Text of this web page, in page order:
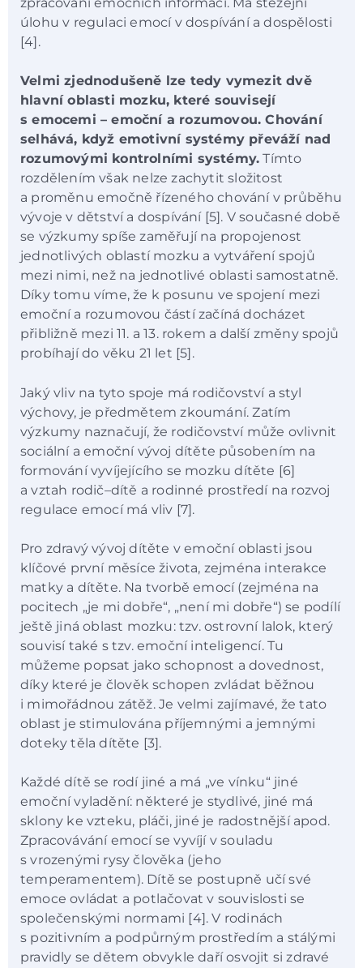
úlohu v regulaci emocí v dospívání a dospělosti
[4].
Velmi zjednodušeně lze tedy vymezit dvě
hlavní oblasti mozku, které souvisejí
s emocemi – emoční a rozumovou. Chování
selhává, když emotivní systémy převáží nad
rozumovými kontrolními systémy. Tímto
rozdělením však nelze zachytit složitost
a proměnu emočně řízeného chování v průběhu
vývoje v dětství a dospívání [5]. V současné době
se výzkumy spíše zaměřují na propojenost
jednotlivých oblastí mozku a vytváření spojů
mezi nimi, než na jednotlivé oblasti samostatně.
Díky tomu víme, že k posunu ve spojení mezi
emoční a rozumovou částí začíná docházet
přibližně mezi 11. a 13. rokem a další změny spojů
probíhají do věku 21 let [5].
Jaký vliv na tyto spoje má rodičovství a styl
výchovy, je předmětem zkoumání. Zatím
výzkumy naznačují, že rodičovství může ovlivnit
sociální a emoční vývoj dítěte působením na
formování vyvíjejícího se mozku dítěte [6]
a vztah rodič–dítě a rodinné prostředí na rozvoj
regulace emocí má vliv [7].
Pro zdravý vývoj dítěte v emoční oblasti jsou
klíčové první měsíce života, zejména interakce
matky a dítěte. Na tvorbě emocí (zejména na
pocitech „je mi dobře“, „není mi dobře“) se podílí
ještě jiná oblast mozku: tzv. ostrovní lalok, který
souvisí také s tzv. emoční inteligencí. Tu
můžeme popsat jako schopnost a dovednost,
díky které je člověk schopen zvládat běžnou
i mimořádnou zátěž. Je velmi zajímavé, že tato
oblast je stimulována příjemnými a jemnými
doteky těla dítěte [3].
Každé dítě se rodí jiné a má „ve vínku“ jiné
emoční vyladění: některé je stydlivé, jiné má
sklony ke vzteku, pláči, jiné je radostnější apod.
Zpracovávání emocí se vyvíjí v souladu
s vrozenými rysy člověka (jeho
temperamentem). Dítě se postupně učí své
emoce ovládat a potlačovat v souvislosti se
společenskými normami [4]. V rodinách
s pozitivním a podpůrným prostředím a stálými
pravidly se dětem obvykle daří osvojit si zdravé